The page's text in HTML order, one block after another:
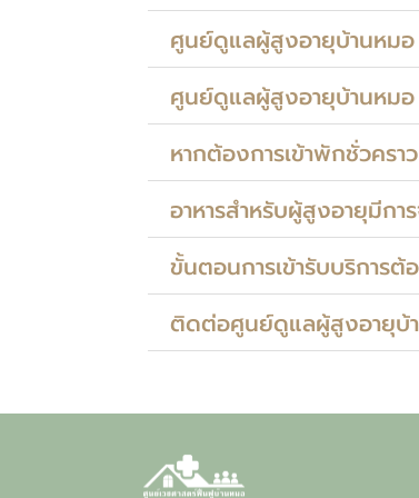
ศูนย์ดูแลผู้สูงอายุบ้านหม
ศูนย์ดูแลผู้สูงอายุบ้านหม
หากต้องการเข้าพักชั่วครา
อาหารสำหรับผู้สูงอายุมีกา
ขั้นตอนการเข้ารับบริการต้
ติดต่อศูนย์ดูแลผู้สูงอายุบ้